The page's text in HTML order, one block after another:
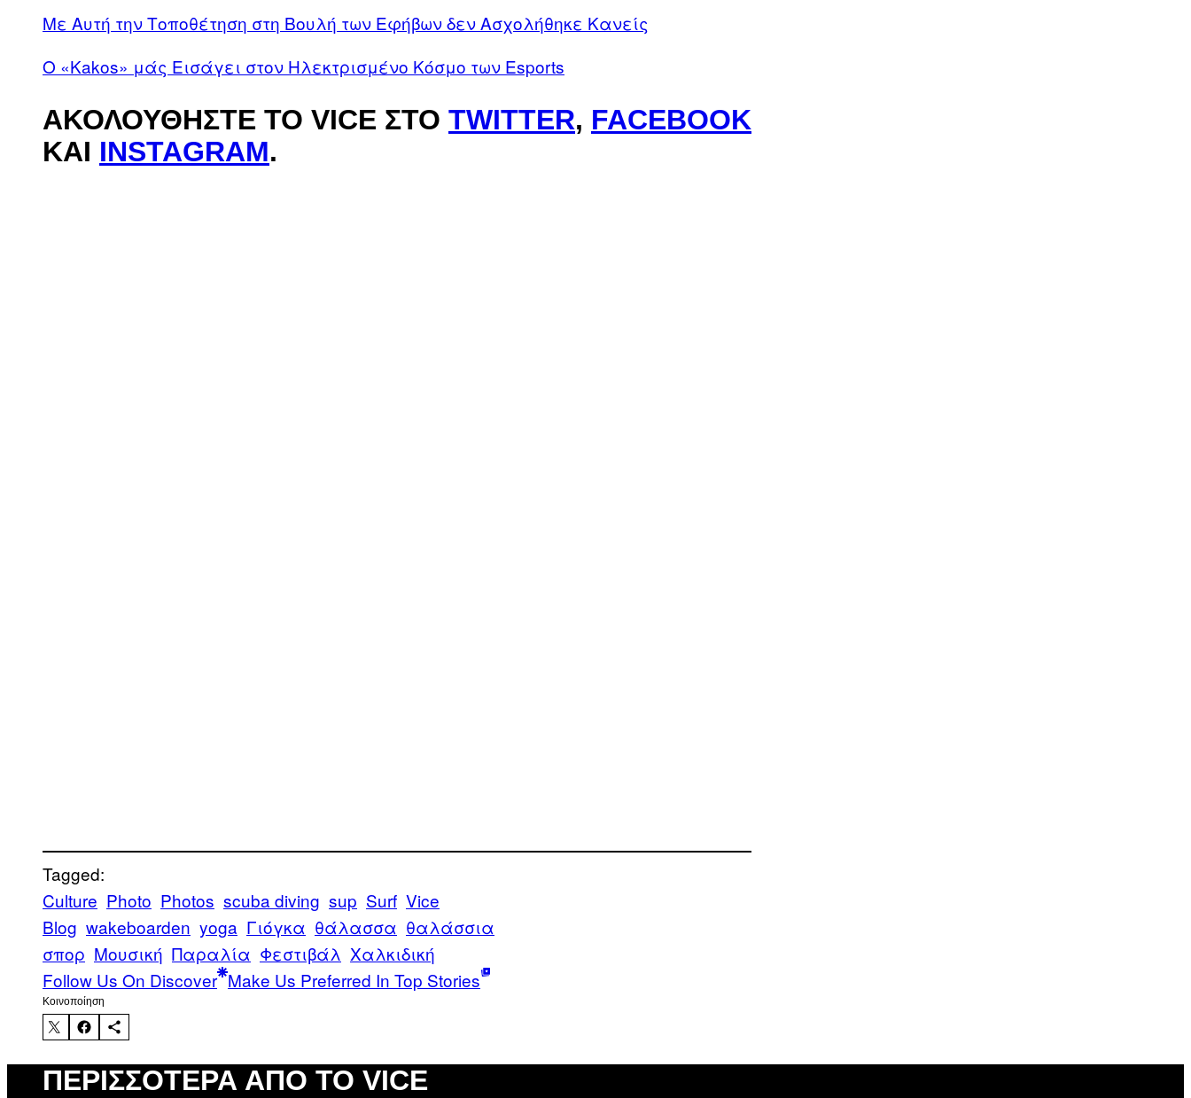
Με Αυτή την Τοποθέτηση στη Βουλή των Εφήβων δεν Ασχολήθηκε Κανείς
O «Kakos» μάς Εισάγει στον Ηλεκτρισμένο Κόσμο των Εsports
ΑΚΟΛΟΥΘΉΣΤΕ ΤΟ VICE ΣΤΟ TWITTER, FACEBOOK
ΚΑΙ INSTAGRAM.
Tagged:
Culture Photo Photos scuba diving sup Surf Vice
Blog wakeboarden yoga Γιόγκα θάλασσα θαλάσσια
σπορ Μουσική Παραλία Φεστιβάλ Χαλκιδική
Follow Us On Discover Make Us Preferred In Top Stories
Kοινοποίηση
ΠΕΡΙΣΣΌΤΕΡΑ ΑΠΌ ΤΟ VICE